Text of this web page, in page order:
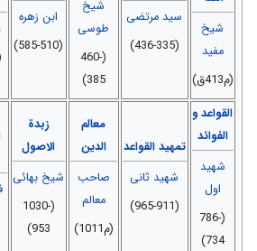
شیخ
مفید
(م413ق)
سید مرتضی
(436-335)
شیخ
طوسی
(460-
385)
ابن زهره
(585-510)
القواعد و
الفوائد
شهید
اول
(786-
734)
تمهید القواعد
شهید ثانی
(965-911)
معالم
الدین
صاحب
معالم
(م1011)
زبدة
الاصول
شیخ بهائی
(1030-
953)